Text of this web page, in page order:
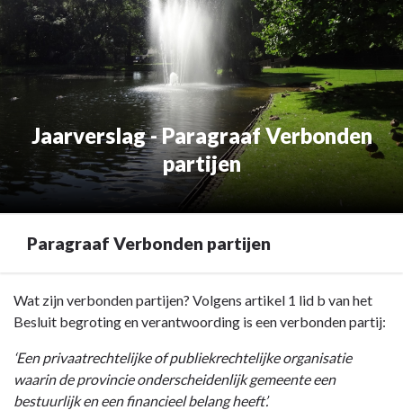
Jaarverslag - Paragraaf Verbonden
partijen
Paragraaf Verbonden partijen
Terug
naar
Jaarverslag
Wat zijn verbonden partijen? Volgens artikel 1 lid b van het
Besluit begroting en verantwoording is een verbonden partij:
‘Een privaatrechtelijke of publiekrechtelijke organisatie
waarin de provincie onderscheidenlijk gemeente een
bestuurlijk en een financieel belang heeft’.